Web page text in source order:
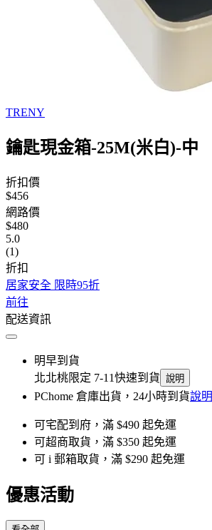
TRENY
鑰匙現金箱-25M(米白)-中
折扣價
$456
網路價
$480
5.0
(1)
折扣
居家安全 限時95折
前往
配送資訊
明早到貨
北北桃限定 7-11快速到貨 說明
PChome 倉庫出貨，24小時到貨說明
可宅配到府，滿 $490 起免運
可超商取貨，滿 $350 起免運
可 i 郵箱取貨，滿 $290 起免運
優惠活動